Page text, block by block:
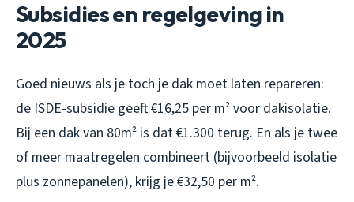
Subsidies en regelgeving in
2025
Goed nieuws als je toch je dak moet laten repareren:
de ISDE-subsidie geeft €16,25 per m² voor dakisolatie.
Bij een dak van 80m² is dat €1.300 terug. En als je twee
of meer maatregelen combineert (bijvoorbeeld isolatie
plus zonnepanelen), krijg je €32,50 per m².